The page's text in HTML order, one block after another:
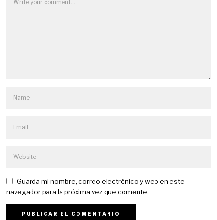
Guarda mi nombre, correo electrónico y web en este
navegador para la próxima vez que comente.